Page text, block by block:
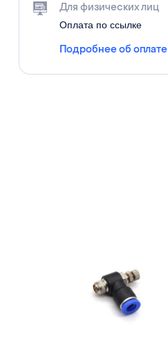
Для физических лиц
Оплата по ссылке
Подробнее об оплате